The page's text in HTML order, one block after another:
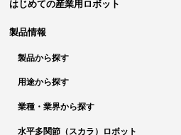
はじめての産業用ロボット
製品情報
製品から探す
用途から探す
業種・業界から探す
水平多関節（スカラ）ロボット